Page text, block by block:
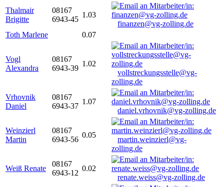
Thalmair
Brigitte
08167
6943-45
1.03
finanzen@vg-zolling.de
Toth Marlene
0.07
Vogl
Alexandra
08167
6943-39
1.02
vollstreckungsstelle@vg-
zolling.de
Vrhovnik
Daniel
08167
6943-37
1.07
daniel.vrhovnik@vg-zolling.de
Weinzierl
Martin
08167
6943-56
0.05
martin.weinzierl@vg-
zolling.de
Weiß Renate
08167
6943-12
0.02
renate.weiss@vg-zolling.de